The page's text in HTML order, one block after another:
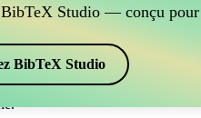
Overleaf, CiteDrive
styles, y compris papalike. Si
Studio — conçu pour
BibTeX Studio